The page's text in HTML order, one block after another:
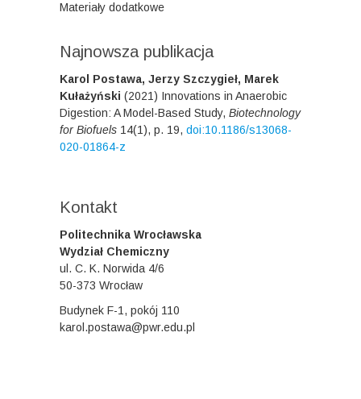
Materiały dodatkowe
Najnowsza publikacja
Karol Postawa, Jerzy Szczygieł, Marek
Kułażyński (2021) Innovations in Anaerobic
Digestion: A Model-Based Study, Biotechnology
for Biofuels 14(1), p. 19, doi:10.1186/s13068-
020-01864-z
Kontakt
Politechnika Wrocławska
Wydział Chemiczny
ul. C. K. Norwida 4/6
50-373 Wrocław
Budynek F-1, pokój 110
karol.postawa@pwr.edu.pl